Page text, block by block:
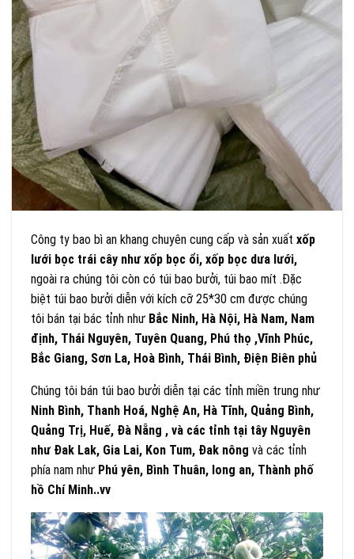
Công ty bao bì an khang chuyên cung cấp và sản xuất xốp
lưới bọc trái cây như xốp bọc ổi, xốp bọc dưa lưới,
ngoài ra chúng tôi còn có túi bao bưởi, túi bao mít .Đặc
biệt túi bao bưởi diễn với kích cỡ 25*30 cm được chúng
tôi bán tại bác tỉnh như Bắc Ninh, Hà Nội, Hà Nam, Nam
định, Thái Nguyên, Tuyên Quang, Phú thọ ,Vĩnh Phúc,
Bắc Giang, Sơn La, Hoà Bình, Thái Bình, Điện Biên phủ
Chúng tôi bán túi bao bưởi diễn tại các tỉnh miền trung như
Ninh Bình, Thanh Hoá, Nghệ An, Hà Tĩnh, Quảng Bình,
Quảng Trị, Huế, Đà Nẵng , và các tỉnh tại tây Nguyên
như Đak Lak, Gia Lai, Kon Tum, Đak nông và các tỉnh
phía nam như Phú yên, Bình Thuân, long an, Thành phố
hồ Chí Minh..vv